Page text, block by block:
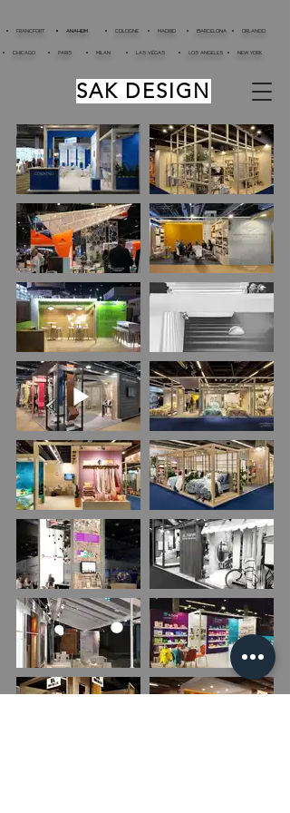
LOS ANGELES NEW YORK
BARCELONA
MILAN LAS VÉGAS
SAK DESIGN
ANAHEIM ORLANDO
CHICAGO
MADRID
FRANCFORT COLOGNE
PARIS